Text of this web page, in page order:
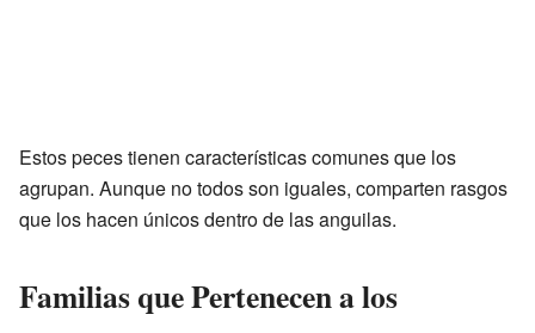
Estos peces tienen características comunes que los
agrupan. Aunque no todos son iguales, comparten rasgos
que los hacen únicos dentro de las anguilas.
Familias que Pertenecen a los